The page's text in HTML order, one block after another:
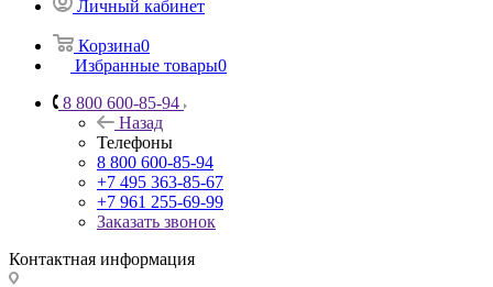
Личный кабинет
Корзина0
Избранные товары0
8 800 600-85-94
Назад
Телефоны
8 800 600-85-94
+7 495 363-85-67
+7 961 255-69-99
Заказать звонок
Контактная информация